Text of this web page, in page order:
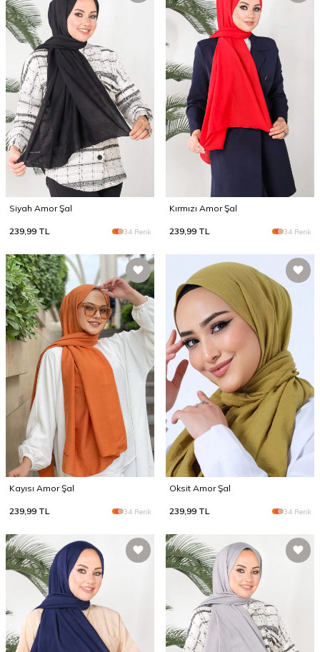
Siyah Amor Şal
239,99 TL 34 Renk
Kırmızı Amor Şal
239,99 TL 34 Renk
Kayısı Amor Şal
239,99 TL 34 Renk
Oksit Amor Şal
239,99 TL 34 Renk